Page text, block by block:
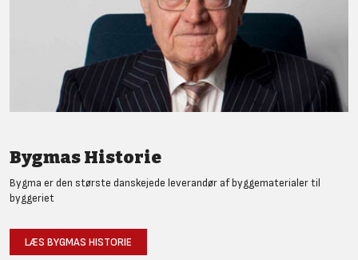
Bygmas Historie
Bygma er den største danskejede leverandør af byggematerialer til
byggeriet
LÆS BYGMAS HISTORIE